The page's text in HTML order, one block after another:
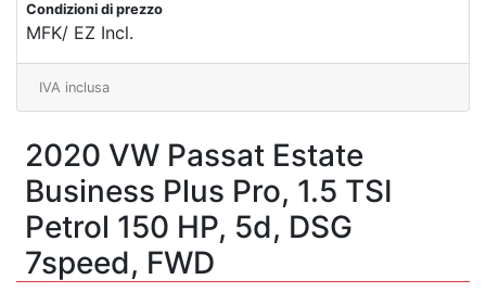
Condizioni di prezzo
MFK/ EZ Incl.
IVA inclusa
2020 VW Passat Estate
Business Plus Pro, 1.5 TSI
Petrol 150 HP, 5d, DSG
7speed, FWD